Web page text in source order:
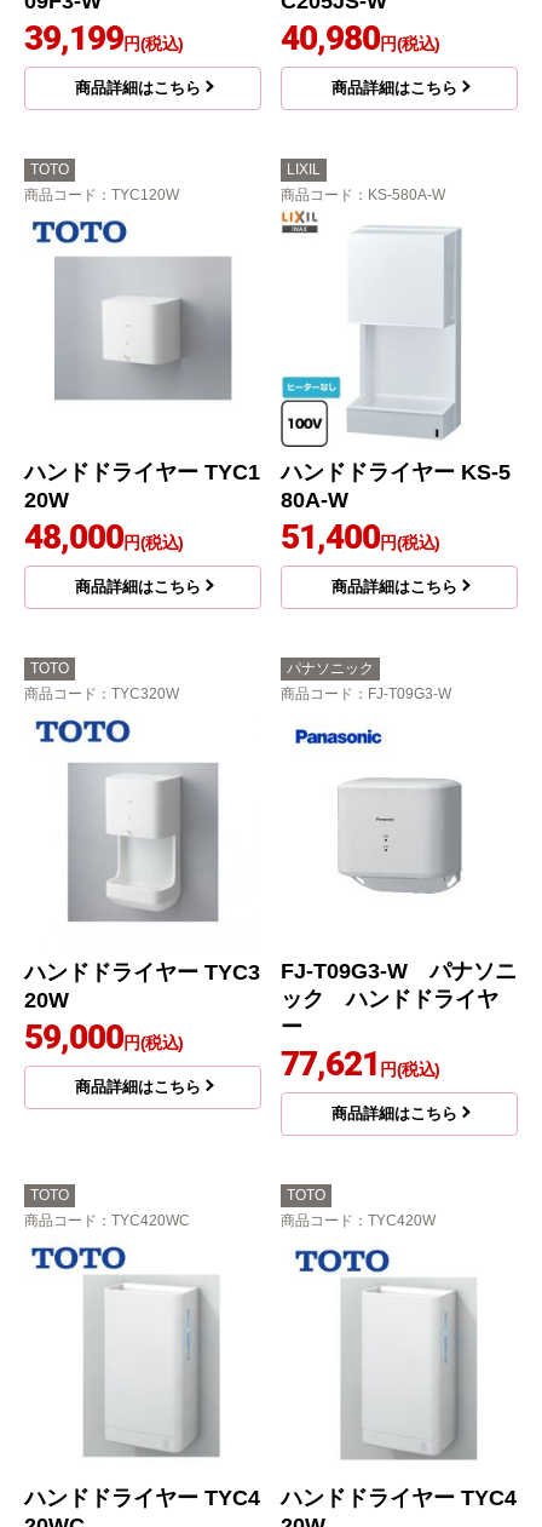
39,199円(税込)
商品詳細はこちら
40,980円(税込)
商品詳細はこちら
TOTO
商品コード ：TYC120W
ハンドドライヤー TYC1
20W
48,000円(税込)
商品詳細はこちら
LIXIL
商品コード ：KS-580A-W
ハンドドライヤー KS-5
80A-W
51,400円(税込)
商品詳細はこちら
TOTO
商品コード ：TYC320W
ハンドドライヤー TYC3
20W
59,000円(税込)
商品詳細はこちら
パナソニック
商品コード ：FJ-T09G3-W
FJ-T09G3-W パナソニ
ック ハンドドライヤ
ー
77,621 円(税込)
商品詳細はこちら
TOTO
商品コード ：TYC420WC
ハンドドライヤー TYC4
TOTO
商品コード ：TYC420W
ハンドドライヤー TYC4